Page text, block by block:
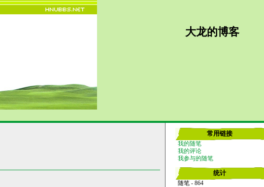
大龙的博客
常用链接
我的随笔
我的评论
我参与的随笔
统计
随笔 - 864